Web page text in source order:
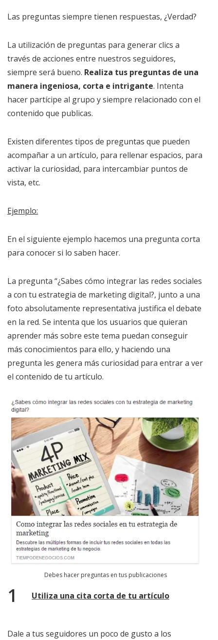
Las preguntas siempre tienen respuestas, ¿Verdad?
La utilización de preguntas para generar clics a
través de acciones entre nuestros seguidores,
siempre será bueno. Realiza tus preguntas de una
manera ingeniosa, corta e intrigante. Intenta
hacer partícipe al grupo y siempre relacionado con el
contenido que publicas.
Existen diferentes tipos de preguntas que pueden
acompañar a un artículo, para rellenar espacios, para
activar la curiosidad, para intercambiar puntos de
vista, etc.
Ejemplo:
En el siguiente ejemplo hacemos una pregunta corta
para conocer si lo saben hacer.
La pregunta “¿Sabes cómo integrar las redes sociales
a con tu estrategia de marketing digital?, junto a una
foto absolutamente representativa justifica el debate
en la red. Se intenta que los usuarios que quieran
aprender más sobre este tema puedan conseguir
más conocimientos para ello, y haciendo una
pregunta les genera más curiosidad para entrar a ver
el contenido de tu artículo.
Debes hacer preguntas en tus publicaciones
Utiliza una cita corta de tu artículo
Dale a tus seguidores un poco de gusto a los